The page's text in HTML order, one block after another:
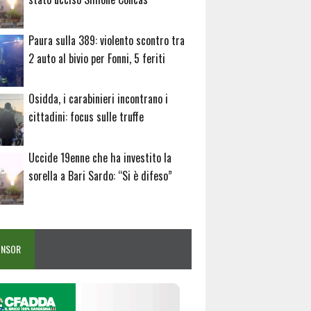
Paura sulla 389: violento scontro tra
2 auto al bivio per Fonni, 5 feriti
Osidda, i carabinieri incontrano i
cittadini: focus sulle truffe
Uccide 19enne che ha investito la
sorella a Bari Sardo: “Si è difeso”